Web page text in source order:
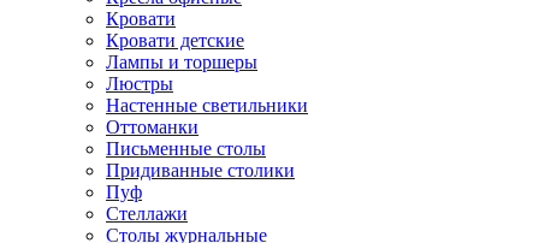
Кровати
Кровати детские
Лампы и торшеры
Люстры
Настенные светильники
Оттоманки
Письменные столы
Придиванные столики
Пуф
Стеллажи
Столы журнальные